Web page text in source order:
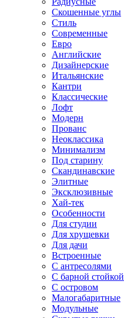
Скошенные углы
Стиль
Современные
Евро
Английские
Дизайнерские
Итальянские
Кантри
Классические
Лофт
Модерн
Прованс
Неоклассика
Минимализм
Под старину
Скандинавские
Элитные
Эксклюзивные
Хай-тек
Особенности
Для студии
Для хрущевки
Для дачи
Встроенные
С антресолями
С барной стойкой
С островом
Малогабаритные
Модульные